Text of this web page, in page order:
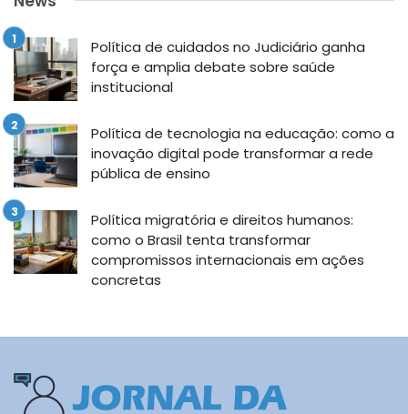
Política de cuidados no Judiciário ganha
força e amplia debate sobre saúde
institucional
Política de tecnologia na educação: como a
inovação digital pode transformar a rede
pública de ensino
Política migratória e direitos humanos:
como o Brasil tenta transformar
compromissos internacionais em ações
concretas